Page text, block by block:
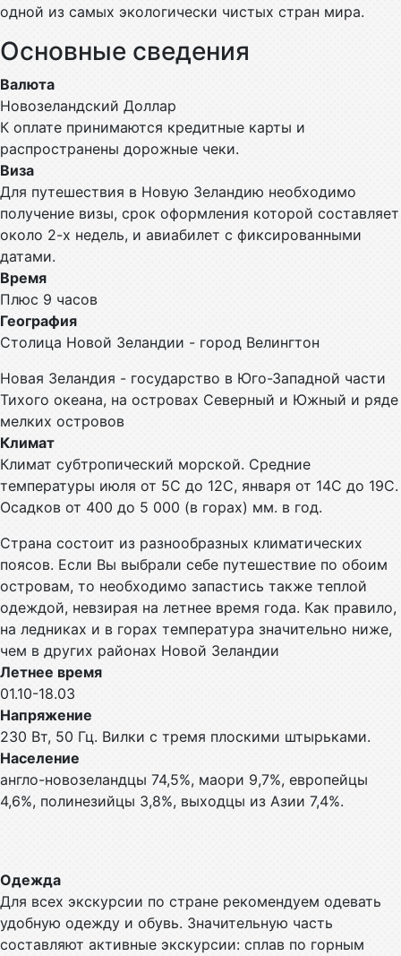
одной из самых экологически чистых стран мира.
Основные сведения
Валюта
Новозеландский Доллар
К оплате принимаются кредитные карты и
распространены дорожные чеки.
Виза
Для путешествия в Новую Зеландию необходимо
получение визы, срок оформления которой составляет
около 2-х недель, и авиабилет с фиксированными
датами.
Время
Плюс 9 часов
География
Столица Новой Зеландии - город Велингтон
Новая Зеландия - государство в Юго-Западной части
Тихого океана, на островах Северный и Южный и ряде
мелких островов
Климат
Климат субтропический морской. Средние
температуры июля от 5С до 12С, января от 14С до 19С.
Осадков от 400 до 5 000 (в горах) мм. в год.
Страна состоит из разнообразных климатических
поясов. Если Вы выбрали себе путешествие по обоим
островам, то необходимо запастись также теплой
одеждой, невзирая на летнее время года. Как правило,
на ледниках и в горах температура значительно ниже,
чем в других районах Новой Зеландии
Летнее время
01.10-18.03
Напряжение
230 Вт, 50 Гц. Вилки с тремя плоскими штырьками.
Население
англо-новозеландцы 74,5%, маори 9,7%, европейцы
4,6%, полинезийцы 3,8%, выходцы из Азии 7,4%.
Одежда
Для всех экскурсии по стране рекомендуем одевать
удобную одежду и обувь. Значительную часть
составляют активные экскурсии: сплав по горным